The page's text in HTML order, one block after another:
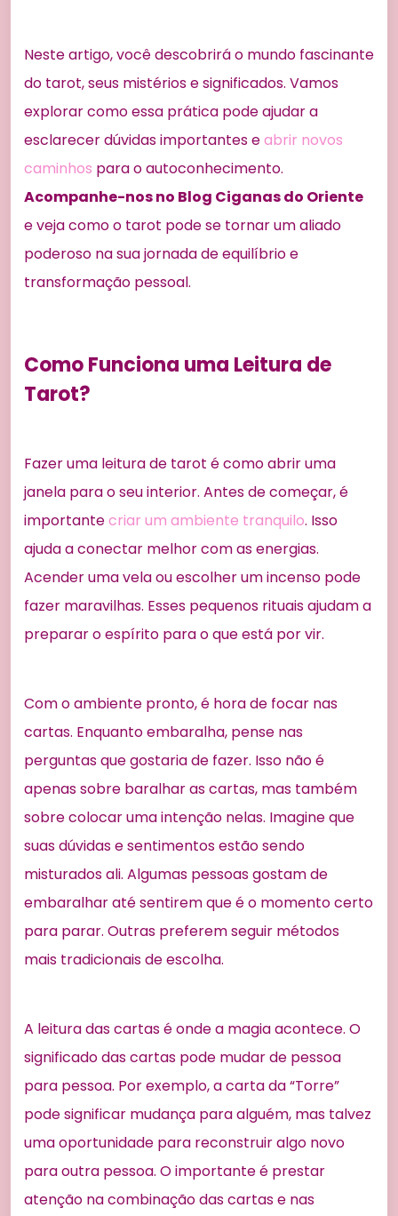
Neste artigo, você descobrirá o mundo fascinante
do tarot, seus mistérios e significados. Vamos
explorar como essa prática pode ajudar a
esclarecer dúvidas importantes eabrir novos
caminhos para o autoconhecimento.
Acompanhe-nos no Blog Ciganas do Oriente
e veja como o tarot pode se tornar um aliado
poderoso na sua jornada de equilíbrio e
transformação pessoal.
Como Funciona uma Leitura de
Tarot?
Fazer uma leitura de tarot é como abrir uma
janela para o seu interior. Antes de começar, é
importantecriar um ambiente tranquilo. Isso
ajuda a conectar melhor com as energias.
Acender uma vela ou escolher um incenso pode
fazer maravilhas. Esses pequenos rituais ajudam a
preparar o espírito para o que está por vir.
Com o ambiente pronto, é hora de focar nas
cartas. Enquanto embaralha, pense nas
perguntas que gostaria de fazer. Isso não é
apenas sobre baralhar as cartas, mas também
sobre colocar uma intenção nelas. Imagine que
suas dúvidas e sentimentos estão sendo
misturados ali. Algumas pessoas gostam de
embaralhar até sentirem que é o momento certo
para parar. Outras preferem seguir métodos
mais tradicionais de escolha.
A leitura das cartas é onde a magia acontece. O
significado das cartas pode mudar de pessoa
para pessoa. Por exemplo, a carta da “Torre”
pode significar mudança para alguém, mas talvez
uma oportunidade para reconstruir algo novo
para outra pessoa. O importante é prestar
atenção na combinação das cartas e nas